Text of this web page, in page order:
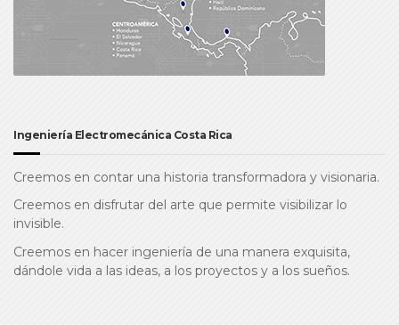
Ingeniería Electromecánica Costa Rica
Creemos en contar una historia transformadora y visionaria.
Creemos en disfrutar del arte que permite visibilizar lo
invisible.
Creemos en hacer ingeniería de una manera exquisita,
dándole vida a las ideas, a los proyectos y a los sueños.